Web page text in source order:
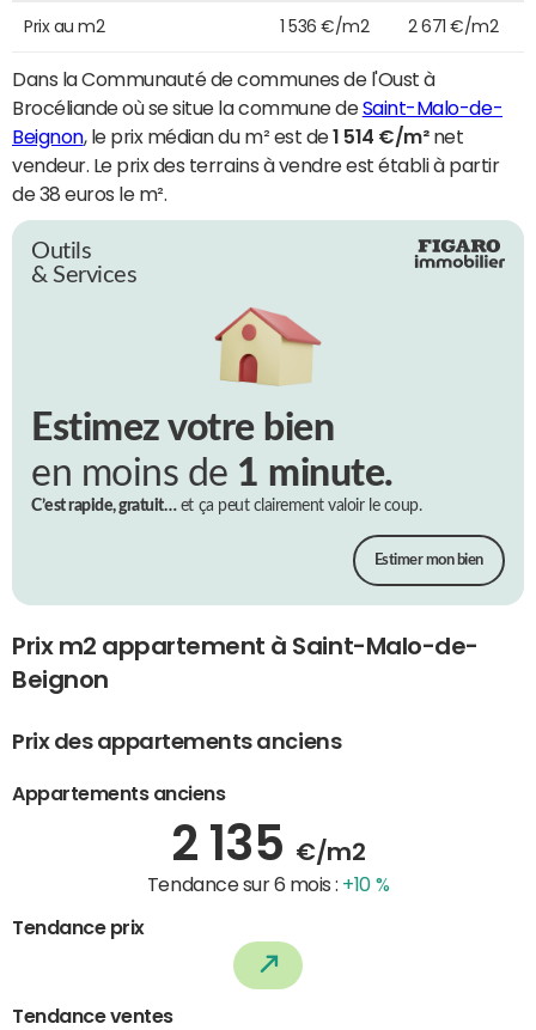
Prix au m2 1 536 €/m2 2 671 €/m2
Dans la Communauté de communes de l'Oust à
Brocéliande où se situe la commune deSaint-Malo-de-
Beignon, le prix médian du m² est de1 514 €/m²net
vendeur. Le prix des terrains à vendre est établi à partir
de 38 euros le m².
Outils
& Services
Estimez votre bien
en moins de 1 minute.
C’est rapide, gratuit…et ça peut clairement valoir le coup.
Estimer mon bien
Prix m2 appartement à Saint-Malo-de-
Beignon
Prix des appartements anciens
Appartements anciens
2 135 €/m2
Tendance sur 6 mois : +10 %
Tendance prix
Tendance ventes